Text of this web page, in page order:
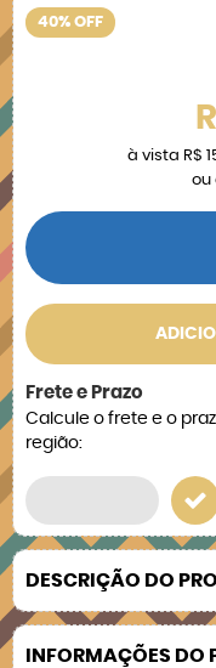
40% OFF
à vista R$
ou
Frete e Prazo
Calcule o frete e o
região:
DESCRIÇÃO DO
INFORMAÇÕES DO